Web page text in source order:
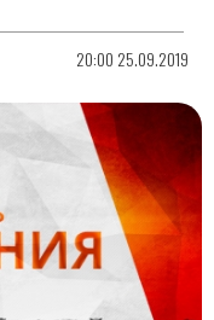
20:00 25.09.2019